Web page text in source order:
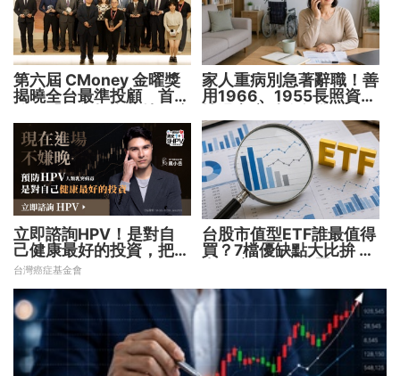
第六屆 CMoney 金曜獎
揭曉全台最準投顧 首度
用 助攻投顧、投信打造
下一代
家人重病別急著辭職！善
用1966、1955長照資源
立即諮詢HPV！是對自
己健康最好的投資，把握
現在不嫌晚！
台灣癌症基金會
台股市值型ETF誰最值得
買？7檔優缺點大比拚 找